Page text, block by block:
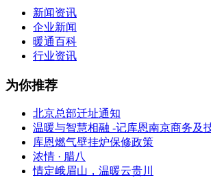
新闻资讯
企业新闻
暖通百科
行业资讯
为你推荐
北京总部迁址通知
温暖与智慧相融 -记库恩南京商务及
库恩燃气壁挂炉保修政策
浓情 · 腊八
情定峨眉山，温暖云贵川